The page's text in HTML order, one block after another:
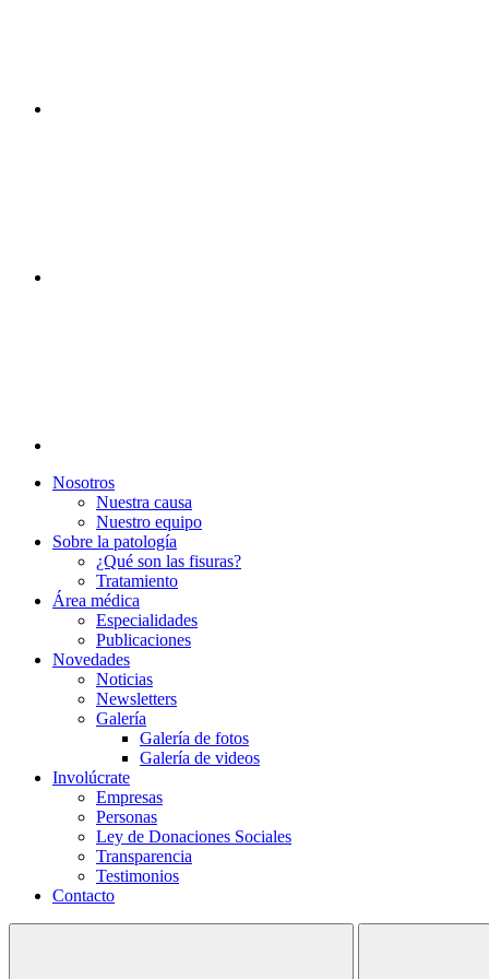
Nosotros
Nuestra causa
Nuestro equipo
Sobre la patología
¿Qué son las fisuras?
Tratamiento
Área médica
Especialidades
Publicaciones
Novedades
Noticias
Newsletters
Galería
Galería de fotos
Galería de videos
Involúcrate
Empresas
Personas
Ley de Donaciones Sociales
Transparencia
Testimonios
Contacto